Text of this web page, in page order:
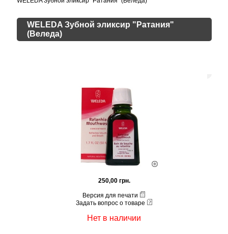
WELEDA Зубной эликсир "Ратания"
(Веледа)
250,00 грн.
Версия для печати
Задать вопрос о товаре
Нет в наличии